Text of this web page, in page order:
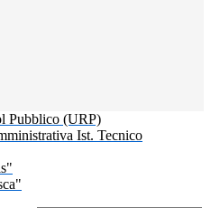
Pubblico (URP)
Ist. Tecnico